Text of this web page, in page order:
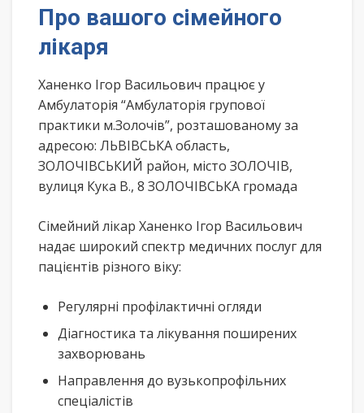
Про вашого сімейного
лікаря
Ханенко Ігор Васильович працює у
Амбулаторія “Амбулаторія групової
практики м.Золочів”, розташованому за
адресою: ЛЬВІВСЬКА область,
ЗОЛОЧІВСЬКИЙ район, місто ЗОЛОЧІВ,
вулиця Кука В., 8 ЗОЛОЧІВСЬКА громада
Сімейний лікар Ханенко Ігор Васильович
надає широкий спектр медичних послуг для
пацієнтів різного віку:
Регулярні профілактичні огляди
Діагностика та лікування поширених
захворювань
Направлення до вузькопрофільних
спеціалістів